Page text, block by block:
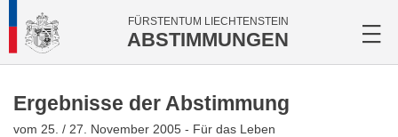
FÜRSTENTUM LIECHTENSTEIN
ABSTIMMUNGEN
Ergebnisse der Abstimmung
vom 25. / 27. November 2005 - Für das Leben